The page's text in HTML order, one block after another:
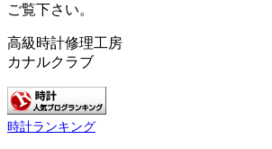
ご覧下さい。
高級時計修理工房
カナルクラブ
時計ランキング